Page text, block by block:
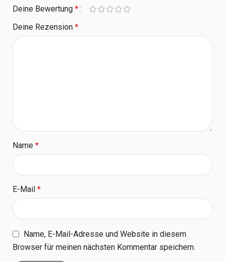
Deine Bewertung *
Deine Rezension *
Name *
E-Mail *
Name, E-Mail-Adresse und Website in diesem
Browser für meinen nächsten Kommentar speichern.